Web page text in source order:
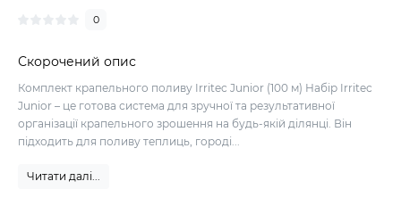
0
Скорочений опис
Комплект крапельного поливу Irritec Junior (100 м) Набір Irritec
Junior – це готова система для зручної та результативної
організації крапельного зрошення на будь-якій ділянці. Він
підходить для поливу теплиць, городі...
Читати далі...